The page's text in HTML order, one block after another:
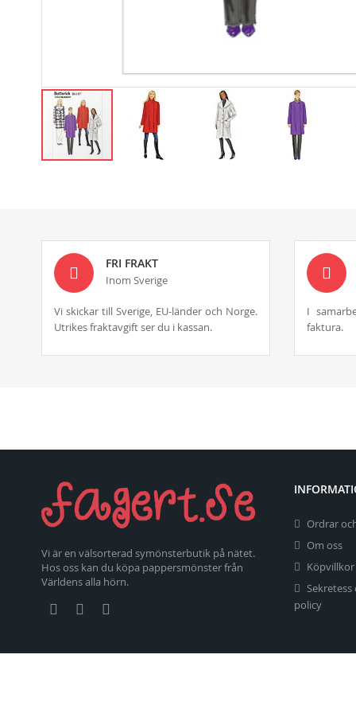
the
images
gallery
FRI FRAKT
Inom Sverige
Vi skickar till Sverige, EU-länder och Norge.
Utrikes fraktavgift ser du i kassan.
I
faktura.
Vi är en välsorterad symönsterbutik på nätet.
Hos oss kan du köpa pappersmönster från
Världens alla hörn.
Ordrar
Om oss
Köpvillkor
Sekretess
policy